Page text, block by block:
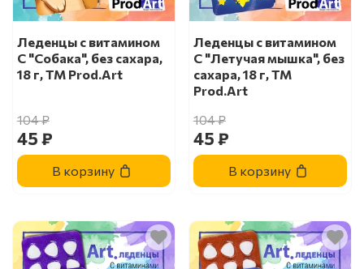
Леденцы с витамином
С "Собака", без сахара,
18 г, ТМ Prod.Art
104 ₽
45 ₽
В корзину
Леденцы с витамином
С "Летучая мышка", без
сахара, 18 г, ТМ
Prod.Art
104 ₽
45 ₽
В корзину